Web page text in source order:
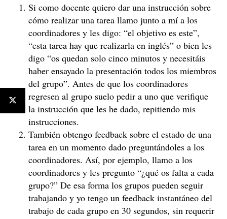
Si como docente quiero dar una instrucción sobre
cómo realizar una tarea llamo junto a mí a los
coordinadores y les digo: “el objetivo es este”,
“esta tarea hay que realizarla en inglés” o bien les
digo “os quedan solo cinco minutos y necesitáis
haber ensayado la presentación todos los miembros
del grupo”. Antes de que los coordinadores
regresen al grupo suelo pedir a uno que verifique
la instrucción que les he dado, repitiendo mis
instrucciones.
También obtengo feedback sobre el estado de una
tarea en un momento dado preguntándoles a los
coordinadores. Así, por ejemplo, llamo a los
coordinadores y les pregunto “¿qué os falta a cada
grupo?” De esa forma los grupos pueden seguir
trabajando y yo tengo un feedback instantáneo del
trabajo de cada grupo en 30 segundos, sin requerir